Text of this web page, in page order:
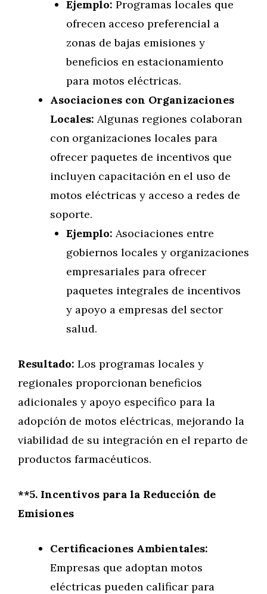
Ejemplo: Programas locales que
ofrecen acceso preferencial a
zonas de bajas emisiones y
beneficios en estacionamiento
para motos eléctricas.
Asociaciones con Organizaciones
Locales: Algunas regiones colaboran
con organizaciones locales para
ofrecer paquetes de incentivos que
incluyen capacitación en el uso de
motos eléctricas y acceso a redes de
soporte.
Ejemplo: Asociaciones entre
gobiernos locales y organizaciones
empresariales para ofrecer
paquetes integrales de incentivos
y apoyo a empresas del sector
salud.
Resultado: Los programas locales y
regionales proporcionan beneficios
adicionales y apoyo específico para la
adopción de motos eléctricas, mejorando la
viabilidad de su integración en el reparto de
productos farmacéuticos.
**5. Incentivos para la Reducción de
Emisiones
Certificaciones Ambientales:
Empresas que adoptan motos
eléctricas pueden calificar para